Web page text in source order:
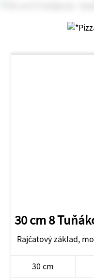
30 cm 8
Rajčatový základ,
30 cm